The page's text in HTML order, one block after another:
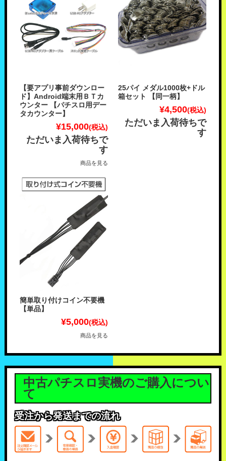
【要アプリ事前ダウンロー
ド】Android端末用ＢＴカ
ウンター 【パチスロ用デー
タカウンター】
¥15,000(税込)
ただいま入荷待ちで
す
商品を見る
25パイ メダル1000枚+ドル
箱セット 【同一柄】
¥4,500(税込)
ただいま入荷待ちで
す
簡単取り付けコイン不要機
【単品】
¥5,000(税込)
商品を見る
中古パチスロ実機のご購入につい
て
受注から発送までの流れ